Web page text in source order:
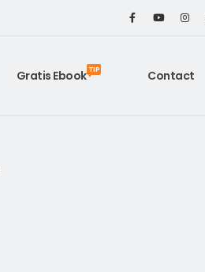
Gratis Ebook TIP Contact